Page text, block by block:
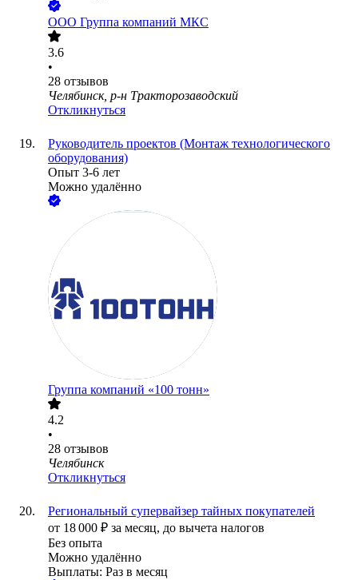
ООО Группа компаний МКС
3.6
•
28 отзывов
Челябинск, р-н Тракторозаводский
Откликнуться
Руководитель проектов (Монтаж технологического
оборудования)
Опыт 3-6 лет
Можно удалённо
Группа компаний «100 тонн»
4.2
•
28 отзывов
Челябинск
Откликнуться
Региональный супервайзер тайных покупателей
от 18 000 ₽ за месяц, до вычета налогов
Без опыта
Можно удалённо
Выплаты: Раз в месяц